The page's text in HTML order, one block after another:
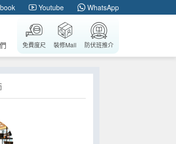
Youtube WhatsApp
免費度尺 裝修Mall 防伏班推介